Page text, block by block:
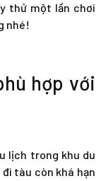
thử một lần chơi
nhé!
hợp với
lịch trong khu du
tàu còn khá hạn